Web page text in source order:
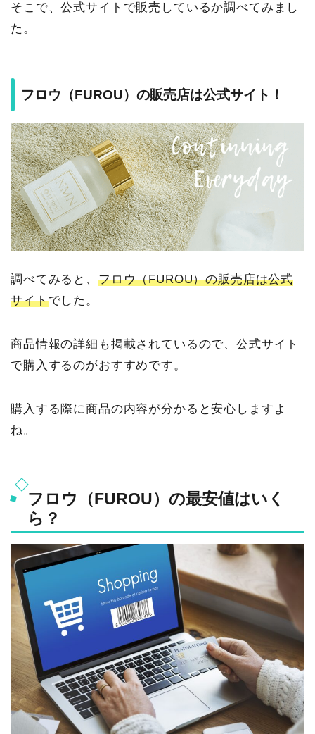
そこで、公式サイトで販売しているか調べてみまし
た。
フロウ（FUROU）の販売店は公式サイト！
調べてみると、 フロウ（FUROU）の販売店は公式
サイトでした。
商品情報の詳細も掲載されているので、公式サイト
で購入するのがおすすめです。
購入する際に商品の内容が分かると安心しますよ
ね。
フロウ（FUROU）の最安値はいく
ら？